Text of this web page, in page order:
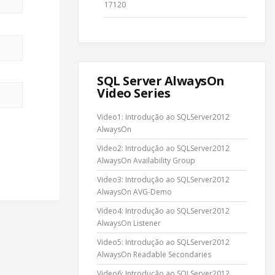
17120
SQL Server AlwaysOn
Video Series
Video1: Introdução ao SQLServer2012
AlwaysOn
Video2: Introdução ao SQLServer2012
AlwaysOn Availability Group
Video3: Introdução ao SQLServer2012
AlwaysOn AVG-Demo
Video4: Introdução ao SQLServer2012
AlwaysOn Listener
Video5: Introdução ao SQLServer2012
AlwaysOn Readable Secondaries